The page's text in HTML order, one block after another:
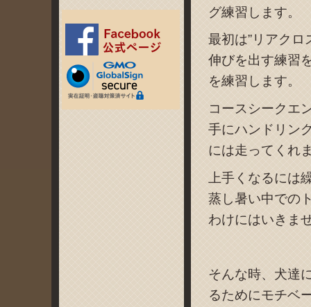
グ練習します。
最初は”リアクロ
伸びを出す練習
を練習します。
コースシークエ
手にハンドリン
には走ってくれ
上手くなるには
蒸し暑い中での
わけにはいきま
そんな時、犬達
るためにモチベ